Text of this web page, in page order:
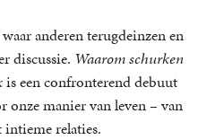
anderen terugdeinzen en
discussie. Waarom schurken
is een confronterend debuut
onze manier van leven – van
relaties.